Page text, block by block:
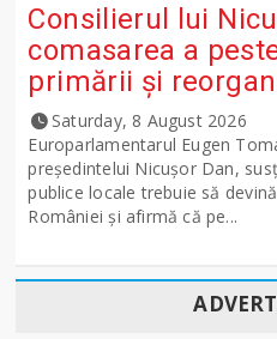
Consilierul lui
comasarea a
primării și
Saturday, 8 August 2026
Europarlamentarul Eugen
președintelui Nicușor Dan,
publice locale trebuie să
României și afirmă că pe...